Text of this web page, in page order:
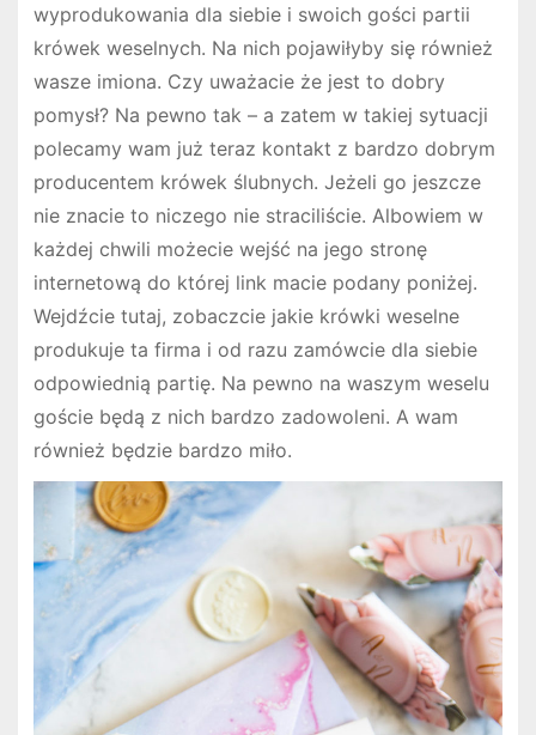
wyprodukowania dla siebie i swoich gości partii
krówek weselnych. Na nich pojawiłyby się również
wasze imiona. Czy uważacie że jest to dobry
pomysł? Na pewno tak – a zatem w takiej sytuacji
polecamy wam już teraz kontakt z bardzo dobrym
producentem krówek ślubnych. Jeżeli go jeszcze
nie znacie to niczego nie straciliście. Albowiem w
każdej chwili możecie wejść na jego stronę
internetową do której link macie podany poniżej.
Wejdźcie tutaj, zobaczcie jakie krówki weselne
produkuje ta firma i od razu zamówcie dla siebie
odpowiednią partię. Na pewno na waszym weselu
goście będą z nich bardzo zadowoleni. A wam
również będzie bardzo miło.